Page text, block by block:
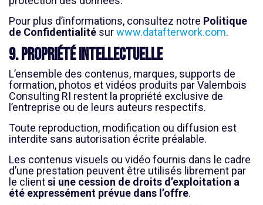
Pour plus d’informations, consultez notre Politique
de Confidentialité surwww.datafterwork.com.
9. Propriété intellectuelle
L’ensemble des contenus, marques, supports de
formation, photos et vidéos produits par Valembois
Consulting RI restent la propriété exclusive de
l’entreprise ou de leurs auteurs respectifs.
Toute reproduction, modification ou diffusion est
interdite sans autorisation écrite préalable.
Les contenus visuels ou vidéo fournis dans le cadre
d’une prestation peuvent être utilisés librement par
le clientsi une cession de droits d’exploitation a
été expressément prévue dans l’offre.